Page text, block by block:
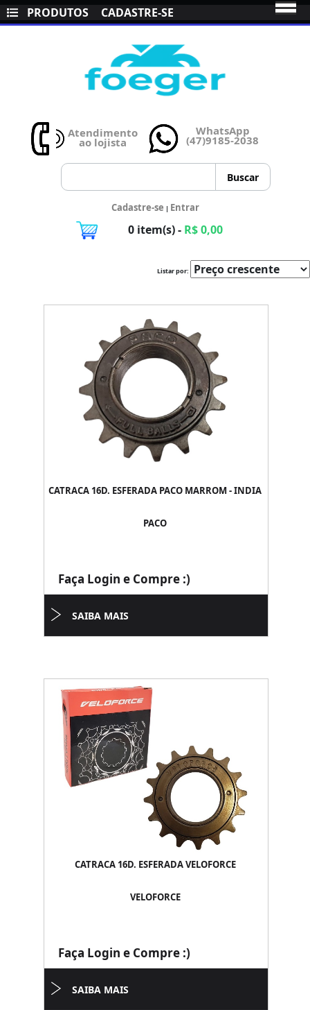
PRODUTOS CADASTRE-SE
Atendimento
ao lojista
WhatsApp
(47)9185-2038
Cadastre-se | Entrar
0 item(s) - R$ 0,00
Listar por:
CATRACA 16D. ESFERADA PACO MARROM - INDIA
PACO
Faça Login e Compre :)
SAIBA MAIS
CATRACA 16D. ESFERADA VELOFORCE
VELOFORCE
Faça Login e Compre :)
SAIBA MAIS